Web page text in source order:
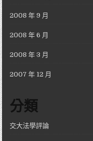
2008 年 9 月
2008 年 6 月
2008 年 3 月
2007 年 12 月
分類
交大法學評論